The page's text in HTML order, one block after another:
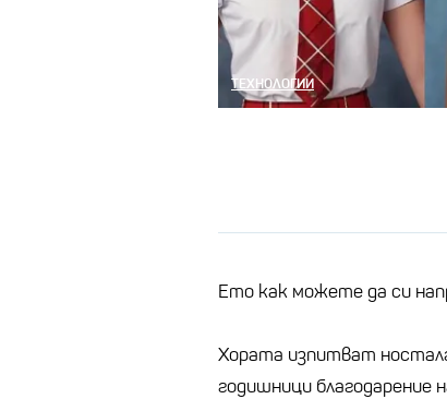
ТЕХНОЛОГИИ
Ето как можете да си
Хората изпитват
годишници благодарение